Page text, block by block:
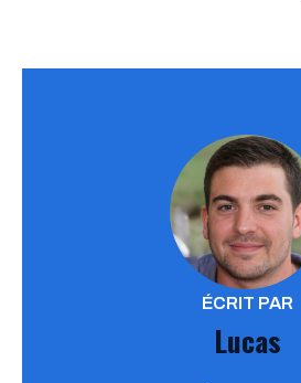
ÉCRIT PAR
Lucas